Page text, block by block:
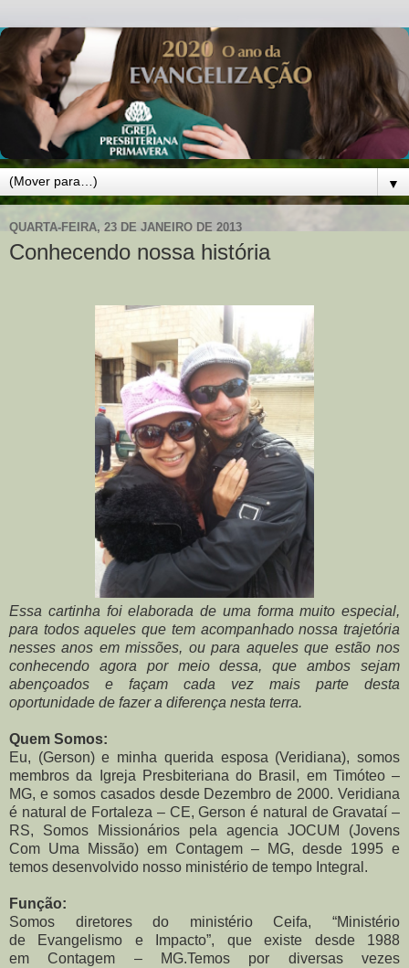
▼
QUARTA-FEIRA, 23 DE JANEIRO DE 2013
Conhecendo nossa história
Essa cartinha foi elaborada de uma forma muito especial,
para todos aqueles que tem acompanhado nossa trajetória
nesses anos em missões, ou para aqueles que estão nos
conhecendo agora por meiodessa, que ambos sejam
abençoados e façam cada vez mais parte desta
oportunidade de fazer a diferença nesta terra.
Quem Somos:
Eu, (Gerson) e minha querida esposa (Veridiana), somos
membros da Igreja Presbiteriana do Brasil, em Timóteo –
MG, e somos casados desde Dezembro de 2000. Veridiana
é natural de Fortaleza – CE, Gerson é natural de Gravataí –
RS, Somos Missionários pela agencia JOCUM (Jovens
Com Uma Missão) em Contagem – MG, desde 1995 e
temos desenvolvido nosso ministério de tempo Integral.
Função:
Somos diretores do ministério Ceifa, “Ministério
de Evangelismo e Impacto”, que existe desde 1988
emContagem – MG.Temos por diversas vezes